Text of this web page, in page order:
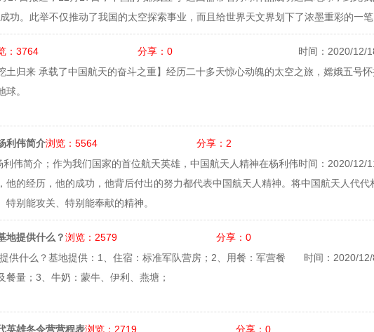
功。此举不仅推动了我国的太空探索事业，而且给世界天文界划下了浓墨重彩的一笔
：3764 分享：0
时间：2020/12/
土归来 承载了中国航天的奋斗之重】经历二十多天惊心动魄的太空之旅，嫦娥五号怀
。
利伟简介浏览：5564
分享：2
时间：2020/12/
利伟简介；作为我们国家的首位航天英雄，中国航天人精神在杨利伟
他的经历，他的成功，他背后付出的努力都代表中国航天人精神。将中国航天人代代
特别能攻关、特别能奉献的精神。
地提供什么？ 浏览：2579
分享：0
时间：2020/
供什么？基地提供：1、住宿：标准军队营房；2、用餐：军营餐
餐量；3、牛奶：蒙牛、伊利、燕塘；
英雄冬令营营程表浏览：2719
分享：0